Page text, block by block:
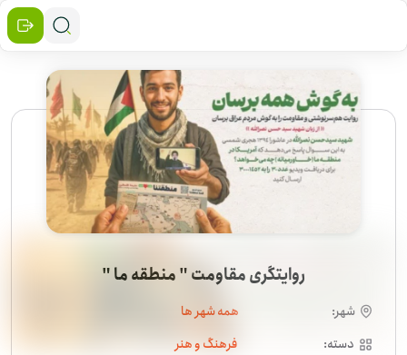
روایتگری مقاومت " منطقه ما "
شهر:
همه شهر ها
دسته:
فرهنگ و هنر